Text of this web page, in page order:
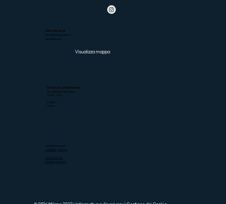
ORARI DI APERTURA
Da martedì a domenica
18:00 - 2:00
Lunedì
chiuso
Visualizza mappa
DRY MILANO
Via Solferino 33 Milano
+390263793414
UFFICIO STAMPA
press@drymilano.it
INFO & EVENTI
info@drymilano.it